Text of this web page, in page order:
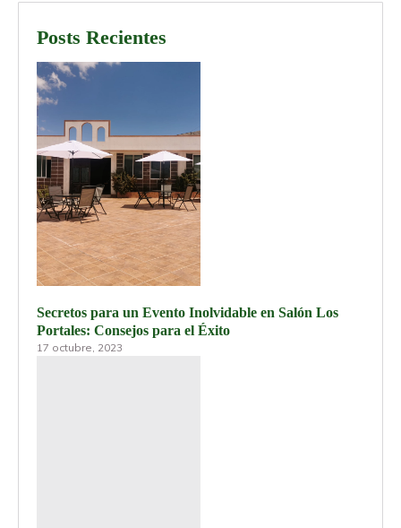
Posts Recientes
Secretos para un Evento Inolvidable en Salón Los
Portales: Consejos para el Éxito
17 octubre, 2023